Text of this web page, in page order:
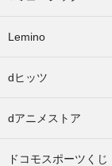
Lemino
dヒッツ
dアニメストア
ドコモスポーツくじ